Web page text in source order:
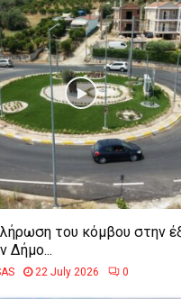
του κόμβου στην
Δήμο...
22 July 2026 0